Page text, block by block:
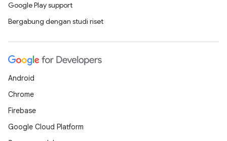
Google Play support
Bergabung dengan studi riset
Android
Chrome
Firebase
Google Cloud Platform